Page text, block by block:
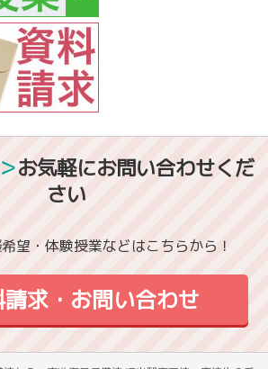
お気軽にお問い合わせくだ
さい
望・体験授業などはこちらから！
求・お問い合わせ